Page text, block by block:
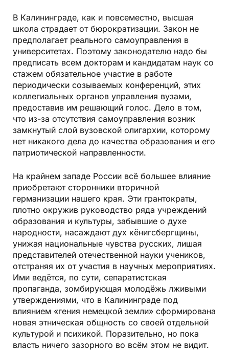
В Калининграде, как и повсеместно, высшая
школа страдает от бюрократизации. Закон не
предполагает реального самоуправления в
университетах. Поэтому законодателю надо бы
предписать всем докторам и кандидатам наук со
стажем обязательное участие в работе
периодически созываемых конференций, этих
коллегиальных органов управления вузами,
предоставив им решающий голос. Дело в том,
что из-за отсутствия самоуправления возник
замкнутый слой вузовской олигархии, которому
нет никакого дела до качества образования и его
патриотической направленности.
На крайнем западе России всё большее влияние
приобретают сторонники вторичной
германизации нашего края. Эти грантократы,
плотно окружив руководство ряда учреждений
образования и культуры, забывшие о духе
народности, насаждают дух кёнигсбергщины,
унижая национальные чувства русских, лишая
представителей отечественной науки учеников,
отстраняя их от участия в научных мероприятиях.
Ими ведётся, по сути, сепаратистская
пропаганда, зомбирующая молодёжь лживыми
утверждениями, что в Калининграде под
влиянием «гения немецкой земли» сформирована
новая этническая общность со своей отдельной
культурой и психикой. Поразительно, но пока
власть ничего зазорного во всём этом не видит.